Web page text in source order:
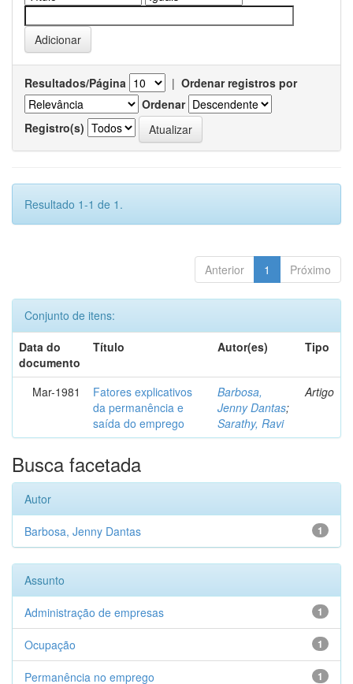
Resultados/Página | Ordenar registros por
Ordenar
Registro(s)
Resultado 1-1 de 1.
Anterior 1 Próximo
Conjunto de itens:
Data do
documento
Título Autor(es) Tipo
Mar-1981
Fatores explicativos
da permanência e
saída do emprego
Barbosa,
Jenny Dantas;
Sarathy, Ravi
Artigo
Busca facetada
Autor
1
Barbosa, Jenny Dantas
Assunto
1
Administração de empresas
1
Ocupação
1
Permanência no emprego